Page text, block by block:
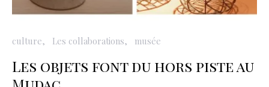
culture Les collaborations musée
Les objets font du hors piste au